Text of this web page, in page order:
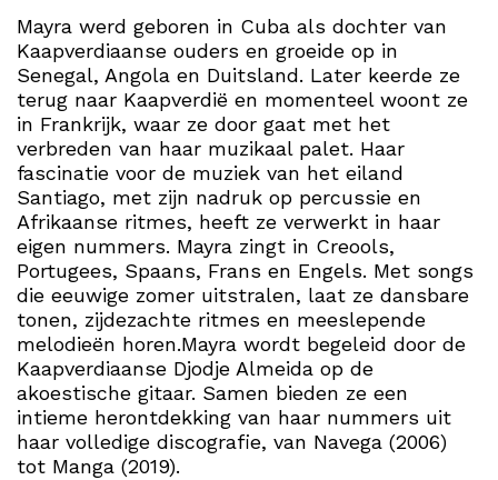
Mayra werd geboren in Cuba als dochter van
Kaapverdiaanse ouders en groeide op in
Senegal, Angola en Duitsland. Later keerde ze
terug naar Kaapverdië en momenteel woont ze
in Frankrijk, waar ze door gaat met het
verbreden van haar muzikaal palet. Haar
fascinatie voor de muziek van het eiland
Santiago, met zijn nadruk op percussie en
Afrikaanse ritmes, heeft ze verwerkt in haar
eigen nummers. Mayra zingt in Creools,
Portugees, Spaans, Frans en Engels. Met songs
die eeuwige zomer uitstralen, laat ze dansbare
tonen, zijdezachte ritmes en meeslepende
melodieën horen.Mayra wordt begeleid door de
Kaapverdiaanse Djodje Almeida op de
akoestische gitaar. Samen bieden ze een
intieme herontdekking van haar nummers uit
haar volledige discografie, van Navega (2006)
tot Manga (2019).